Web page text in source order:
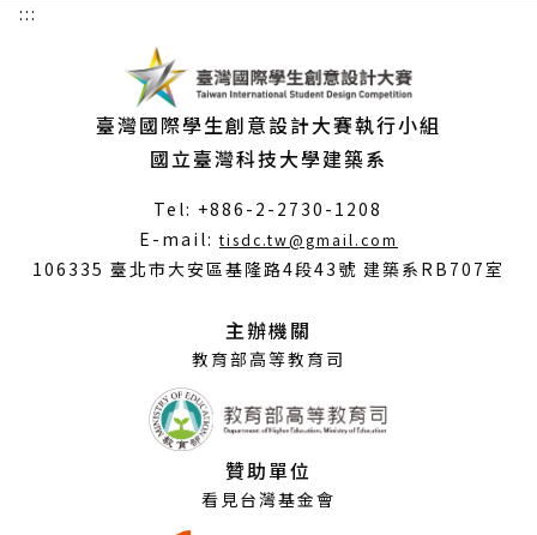
:::
臺灣國際學生創意設計大賽執行小組
國立臺灣科技大學建築系
Tel: +886-2-2730-1208
E-mail:tisdc.tw@gmail.com
開
106335 臺北市大安區基隆路4段43號 建築系RB707室
主辦機關
教育部高等教育司
贊助單位
看見台灣基金會